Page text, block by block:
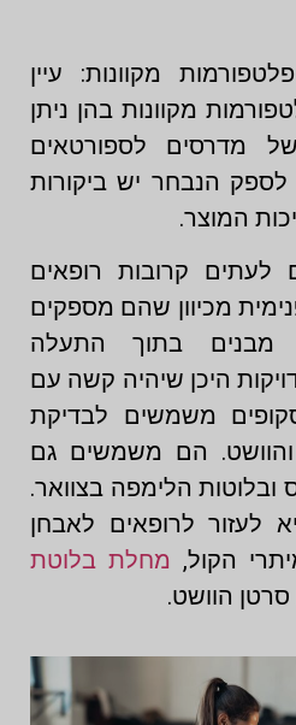
מקוונות: עיין
מקוונות בהן ניתן
מדרסים לספורטאים
לספק הנבחר יש ביקורות
המוצר.
לעתים קרובות רופאים
מכיוון שהם מספקים
מבנים בתוך התעלה
היכן שיהיה קשה עם
משמשים לבדיקת
והוושט. הם משמשים גם
הלימפה בצוואר.
לעזור לרופאים לאבחן
הקול, מחלת בלוטת
סרטן הוושט.